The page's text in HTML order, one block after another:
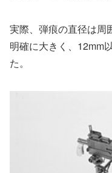
実際、弾痕の直径は周
明確に大きく、12mm
た。